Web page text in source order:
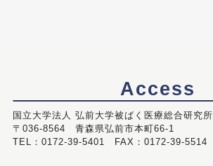
Access
国立大学法人 弘前大学被ばく医療総合研究所
〒036-8564 青森県弘前市本町66-1
TEL：0172-39-5401 FAX：0172-39-5514